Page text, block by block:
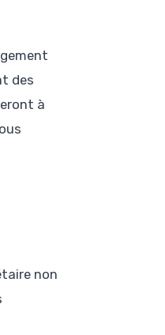
des
à
non